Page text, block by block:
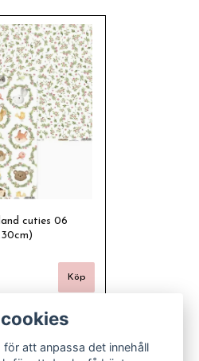
cuties 06
att anpassa det innehåll